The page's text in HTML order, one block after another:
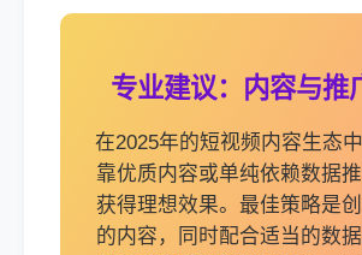
专业建议：内容与推
在2025年的短视频内容生态
靠优质内容或单纯依赖数据
获得理想效果。最佳策略是
的内容，同时配合适当的数